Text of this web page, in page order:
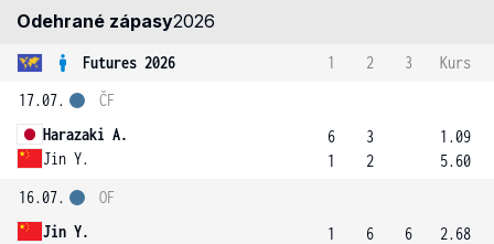
Odehrané zápasy2026
Futures 2026 1 2 3
Kurs
17.07.
Harazaki A.
Jin Y.
ČF
6
1
3
2
1.09
5.60
16.07.
Jin Y.
OF
1
6
6
2.68